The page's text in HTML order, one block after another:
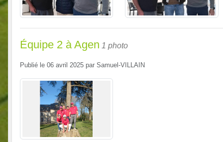
Équipe 2 à Agen 1 photo
Publié le 06 avril 2025 par Samuel-VILLAIN